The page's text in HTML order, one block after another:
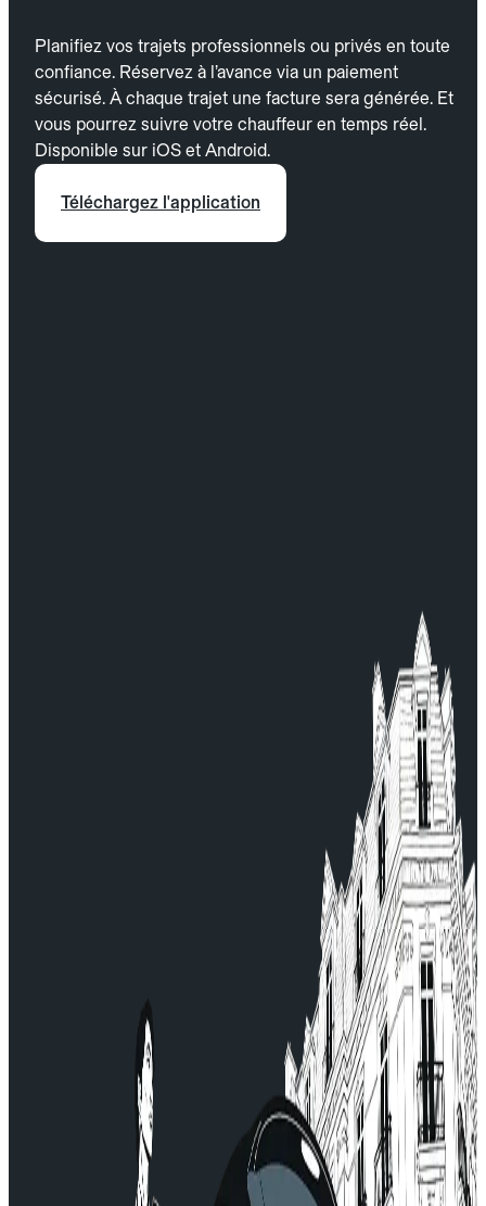
Planifiez vos trajets professionnels ou privés en toute
confiance. Réservez à l’avance via un paiement
sécurisé. À chaque trajet une facture sera générée. Et
vous pourrez suivre votre chauffeur en temps réel.
Disponible sur iOS et Android.
Téléchargez l'application